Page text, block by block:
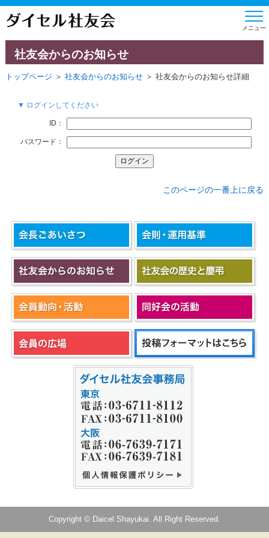
社友会からのお知らせ
トップページ ＞ 社友会からのお知らせ＞ 社友会からのお知らせ詳細
▼ ログインしてください
ID：
パスワード：
このページの一番上に戻る
Copyright © Daicel Shayukai. All Right Reserved.